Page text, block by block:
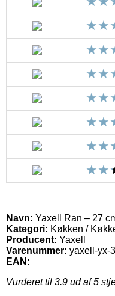
Navn: Yaxell Ran – 27
Kategori: Køkken /
Producent: Yaxell
Varenummer: yaxell-yx-
EAN:
Vurderet til 3.9 ud af 5